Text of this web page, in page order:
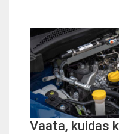
Vaata, kuidas